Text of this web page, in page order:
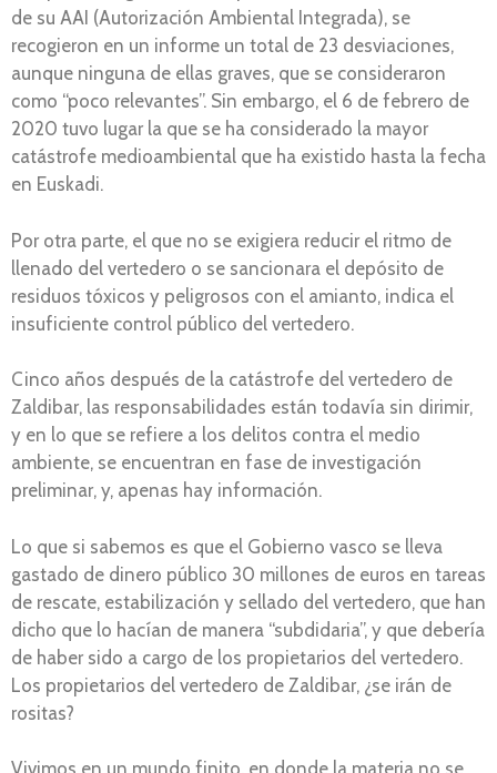
de su AAI (Autorización Ambiental Integrada), se
recogieron en un informe un total de 23 desviaciones,
aunque ninguna de ellas graves, que se consideraron
como “poco relevantes”. Sin embargo, el 6 de febrero de
2020 tuvo lugar la que se ha considerado la mayor
catástrofe medioambiental que ha existido hasta la fecha
en Euskadi.
Por otra parte, el que no se exigiera reducir el ritmo de
llenado del vertedero o se sancionara el depósito de
residuos tóxicos y peligrosos con el amianto, indica el
insuficiente control público del vertedero.
Cinco años después de la catástrofe del vertedero de
Zaldibar, las responsabilidades están todavía sin dirimir,
y en lo que se refiere a los delitos contra el medio
ambiente, se encuentran en fase de investigación
preliminar, y, apenas hay información.
Lo que si sabemos es que el Gobierno vasco se lleva
gastado de dinero público 30 millones de euros en tareas
de rescate, estabilización y sellado del vertedero, que han
dicho que lo hacían de manera “subdidaria”, y que debería
de haber sido a cargo de los propietarios del vertedero.
Los propietarios del vertedero de Zaldibar, ¿se irán de
rositas?